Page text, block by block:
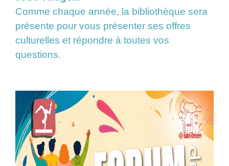
Comme chaque année, la bibliothèque sera
présente pour vous présenter ses offres
culturelles et répondre à toutes vos
questions.